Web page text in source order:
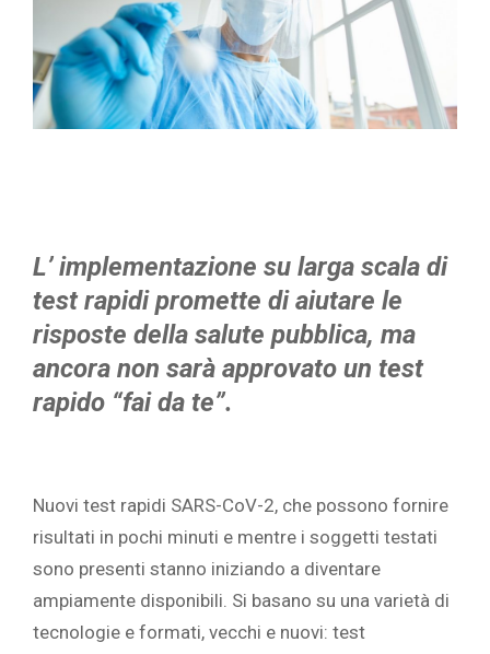
L’ implementazione su larga scala di
test rapidi promette di aiutare le
risposte della salute pubblica, ma
ancora non sarà approvato un test
rapido “fai da te”.
Nuovi test rapidi SARS-CoV-2, che possono fornire
risultati in pochi minuti e mentre i soggetti testati
sono presenti stanno iniziando a diventare
ampiamente disponibili. Si basano su una varietà di
tecnologie e formati, vecchi e nuovi: test